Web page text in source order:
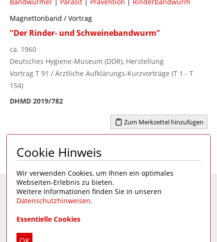
Magnettonband / Vortrag
"Der Rinder- und Schweinebandwurm"
ca. 1960
Deutsches Hygiene-Museum (DDR), Herstellung
Vortrag T 91 / Ärztliche Aufklärungs-Kurzvorträge (T 1 - T
154)
DHMD 2019/782
Zum Merkzettel hinzufügen
Seite 1 von 1 1
Eine Seite desDeutschen Hygiene-Museums
Cookie Hinweis
Wir verwenden Cookies, um Ihnen ein optimales
Webseiten-Erlebnis zu bieten.
Weitere Informationen finden Sie in unseren
Datenschutzhinweisen.
Essentielle Cookies